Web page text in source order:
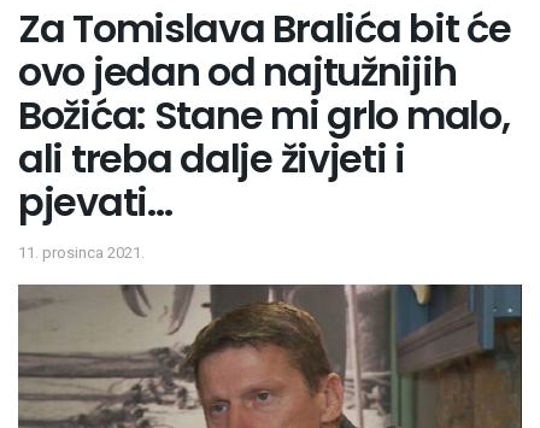
Za Tomislava Bralića bit će
ovo jedan od najtužnijih
Božića: Stane mi grlo malo,
ali treba dalje živjeti i
pjevati…
11. prosinca 2021.